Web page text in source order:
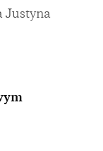
Justyna